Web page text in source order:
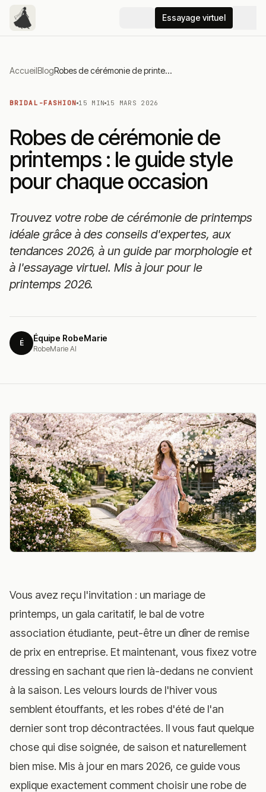
Essayage virtuel
AccueilBlog Robes de cérémonie de printemps : le guide style pour chaque occasion
BRIDAL-FASHION 15 MIN 15 MARS 2026
Robes de cérémonie de
printemps : le guide style
pour chaque occasion
Trouvez votre robe de cérémonie de printemps
idéale grâce à des conseils d'expertes, aux
tendances 2026, à un guide par morphologie et
à l'essayage virtuel. Mis à jour pour le
printemps 2026.
É Équipe RobeMarie
RobeMarie AI
Vous avez reçu l'invitation : un mariage de
printemps, un gala caritatif, le bal de votre
association étudiante, peut-être un dîner de remise
de prix en entreprise. Et maintenant, vous fixez votre
dressing en sachant que rien là-dedans ne convient
à la saison. Les velours lourds de l'hiver vous
semblent étouffants, et les robes d'été de l'an
dernier sont trop décontractées. Il vous faut quelque
chose qui dise soignée, de saison et naturellement
bien mise. Mis à jour en mars 2026, ce guide vous
explique exactement comment choisir une robe de